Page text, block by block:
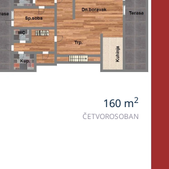
160 m2
ČETVOROSOBAN